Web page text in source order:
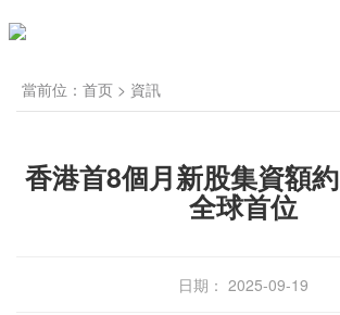
當前位： 首页 > 資訊
香港首8個月新股集資額
全球首位
日期： 2025-09-19